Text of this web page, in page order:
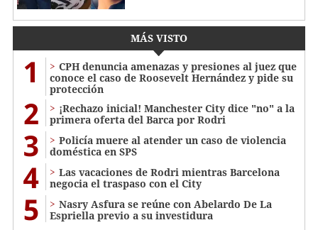
MÁS VISTO
1
CPH denuncia amenazas y presiones al juez que
conoce el caso de Roosevelt Hernández y pide su
protección
2
¡Rechazo inicial! Manchester City dice "no" a la
primera oferta del Barca por Rodri
3
Policía muere al atender un caso de violencia
doméstica en SPS
4
Las vacaciones de Rodri mientras Barcelona
negocia el traspaso con el City
5
Nasry Asfura se reúne con Abelardo De La
Espriella previo a su investidura